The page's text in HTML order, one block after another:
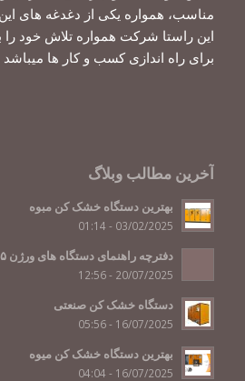
مناسب، همواره یکی از دغدغه های
این راستا شرکت همواره تلاش خود را
برای راه اندازی کسب و کار ها
آخرین مطالب وبلاگ
بهترین دستگاه خشک کن مبوه
03/02/2025 - 01:14
دفترچه راهنمای دستگاه های ورژن ۵
20/07/2025 - 12:56
دستگاه خشک کن صنعتی
16/07/2025 - 05:56
بهترین دستگاه خشک کن میوه
16/07/2025 - 04:04